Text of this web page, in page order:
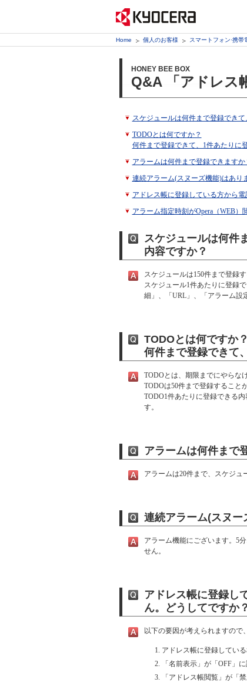
Home 個人のお客様 スマートフォン·携帯
HONEY BEE BOX
Q&A 「アドレス
スケジュールは何件まで登録でき
TODOとは何ですか？
何件まで登録できて、1件あたりに
アラームは何件まで登録できますか
連続アラーム(スヌーズ機能)はあり
アドレス帳に登録している方から
アラーム指定時刻がOpera（WEB
スケジュールは何件
内容ですか？
スケジュールは150件まで登録す
スケジュール1件あたりに登録
細」、「URL」、「アラーム設
TODOとは何ですか？
何件まで登録できて
TODOとは、期限までにやらな
TODOは50件まで登録すること
TODO1件あたりに登録できる
す。
アラームは何件まで
アラームは20件まで、スケジュ
連続アラーム(スヌ
アラーム機能にございます。5
せん。
アドレス帳に登録し
ん。どうしてですか？
以下の要因が考えられますので
アドレス帳に登録してい
「名前表示」が「OFF」
「アドレス帳閲覧」が「